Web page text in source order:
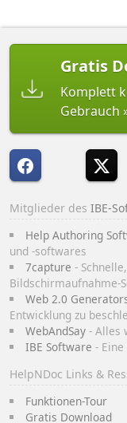
Gratis
Komplett
Gebrauch
Mitglieder des IBE-
Help Authoring
und -softwares
7capture -
Bildschirmaufnahme-
Web 2.0
Entwicklung zu
WebAndSay- Alles
IBE Software -
HelpNDoc Links &
Funktionen-Tour
Gratis Download